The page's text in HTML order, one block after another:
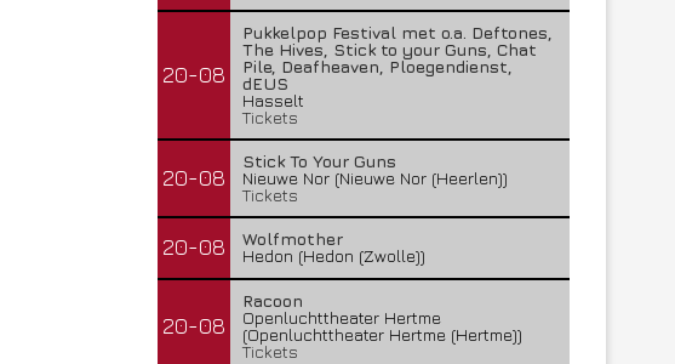
20-08
Pukkelpop Festival met o.a. Deftones,
The Hives, Stick to your Guns, Chat
Pile, Deafheaven, Ploegendienst,
dEUS
Hasselt
Tickets
20-08
Stick To Your Guns
Nieuwe Nor (Nieuwe Nor (Heerlen))
Tickets
20-08
Wolfmother
Hedon (Hedon (Zwolle))
20-08
Racoon
Openluchttheater Hertme
(Openluchttheater Hertme (Hertme))
Tickets